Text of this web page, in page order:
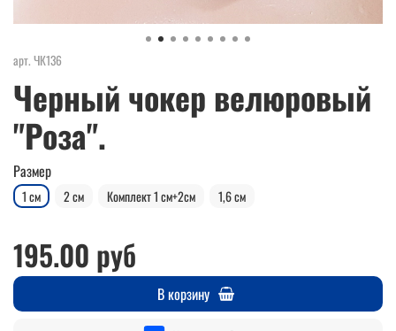
арт. ЧК136
Черный чокер велюровый
"Роза".
Размер
1 см 2 см Комплект 1 см+2см 1,6 см
195.00 руб
В корзину